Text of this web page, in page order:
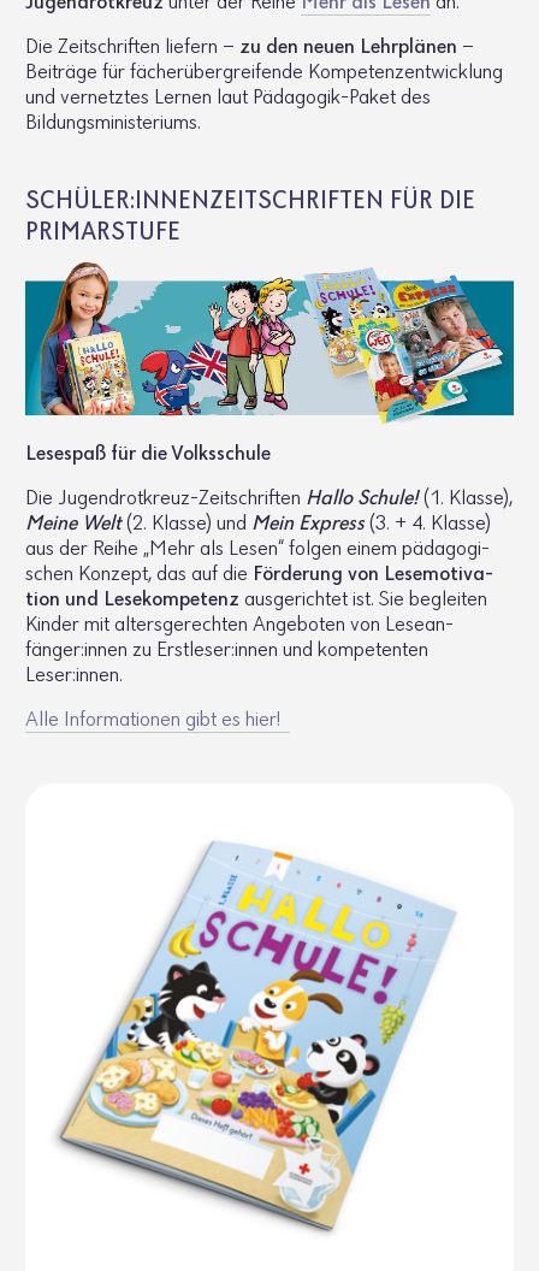
Die Zeitschriften liefern – zu den neuen Lehrplänen –
Beiträge für fächerübergreifende Kompetenzentwicklung
und vernetztes Lernen laut Pädagogik-Paket des
Bildungsministeriums.
SCHÜLER:INNENZEITSCHRIFTEN FÜR DIE
PRIMARSTUFE
Lese­spaß für die Volks­schule
Die Jugend­rot­kreuz-Zeit­schriften Hallo Schule!(1. Klasse),
Meine Welt(2. Klasse) und Mein Express(3. + 4. Klasse)
aus der Reihe „Mehr als Lesen“ folgen einem pädago­gi­
schen Konzept, das auf die Förde­rung von Lese­mo­ti­va­
tion und Lese­kom­pe­tenz ausge­richtet ist. Sie begleiten
Kinder mit alters­ge­rechten Ange­boten von Lese­an­
fänger:innen zu Erst­leser:innen und kompe­tenten
Leser:innen.
Alle Infor­ma­tionen gibt es hier!